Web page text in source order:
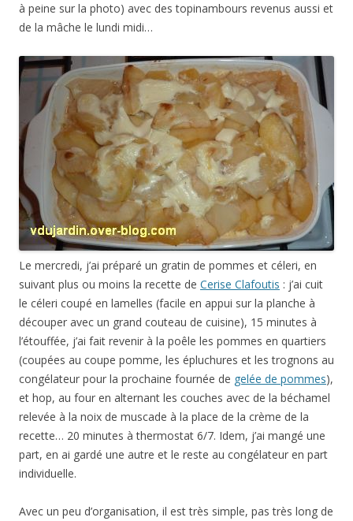
à peine sur la photo) avec des topinambours revenus aussi et
de la mâche le lundi midi…
Le mercredi, j’ai préparé un gratin de pommes et céleri, en
suivant plus ou moins la recette de Cerise Clafoutis : j’ai cuit
le céleri coupé en lamelles (facile en appui sur la planche à
découper avec un grand couteau de cuisine), 15 minutes à
l’étouffée, j’ai fait revenir à la poêle les pommes en quartiers
(coupées au coupe pomme, les épluchures et les trognons au
congélateur pour la prochaine fournée de gelée de pommes),
et hop, au four en alternant les couches avec de la béchamel
relevée à la noix de muscade à la place de la crème de la
recette… 20 minutes à thermostat 6/7. Idem, j’ai mangé une
part, en ai gardé une autre et le reste au congélateur en part
individuelle.
Avec un peu d’organisation, il est très simple, pas très long de